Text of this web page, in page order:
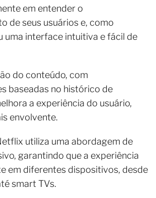
em entender o
de seus usuários e, como
uma interface intuitiva e fácil de
do conteúdo, com
baseadas no histórico de
a experiência do usuário,
envolvente.
utiliza uma abordagem de
garantindo que a experiência
em diferentes dispositivos, desde
smart TVs.